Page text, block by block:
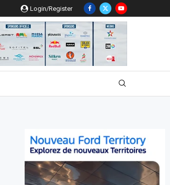
Login/Register